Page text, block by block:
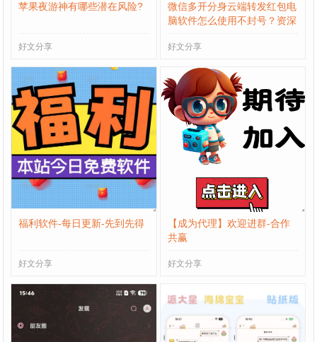
苹果夜游神有哪些潜在风险?
好文分享
微信多开分身云端转发红包电
脑软件怎么使用不封号？资深
好文分享
福利软件-每日更新-先到先得
好文分享
【成为代理】欢迎进群-合作
共赢
好文分享